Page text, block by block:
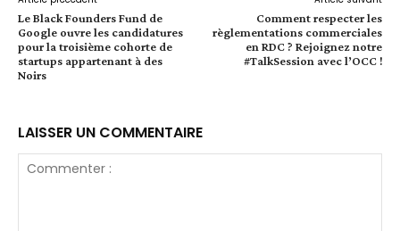
Le Black Founders Fund de
Google ouvre les candidatures
pour la troisième cohorte de
startups appartenant à des
Noirs
Comment respecter les
règlementations commerciales
en RDC ? Rejoignez notre
#TalkSession avec l’OCC !
LAISSER UN COMMENTAIRE